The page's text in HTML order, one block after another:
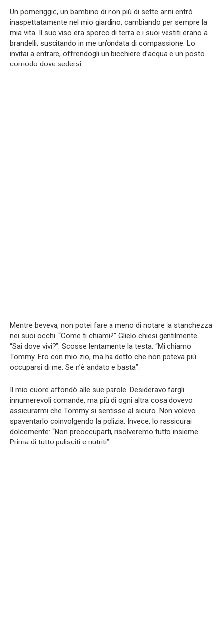
Un pomeriggio, un bambino di non più di sette anni entrò
inaspettatamente nel mio giardino, cambiando per sempre la
mia vita. Il suo viso era sporco di terra e i suoi vestiti erano a
brandelli, suscitando in me un’ondata di compassione. Lo
invitai a entrare, offrendogli un bicchiere d’acqua e un posto
comodo dove sedersi.
Mentre beveva, non potei fare a meno di notare la stanchezza
nei suoi occhi. “Come ti chiami?” Glielo chiesi gentilmente.
“Sai dove vivi?”. Scosse lentamente la testa. “Mi chiamo
Tommy. Ero con mio zio, ma ha detto che non poteva più
occuparsi di me. Se n’è andato e basta”.
Il mio cuore affondò alle sue parole. Desideravo fargli
innumerevoli domande, ma più di ogni altra cosa dovevo
assicurarmi che Tommy si sentisse al sicuro. Non volevo
spaventarlo coinvolgendo la polizia. Invece, lo rassicurai
dolcemente: “Non preoccuparti, risolveremo tutto insieme.
Prima di tutto pulisciti e nutriti”.